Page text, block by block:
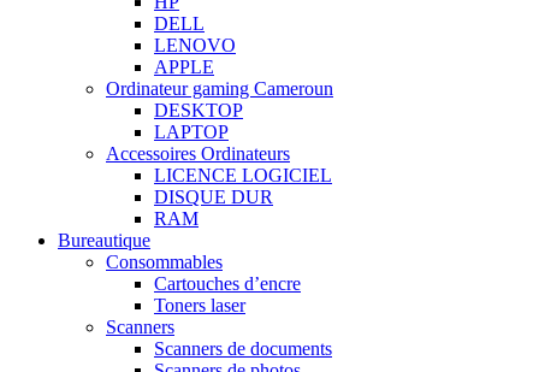
DELL
LENOVO
APPLE
Ordinateur gaming Cameroun
DESKTOP
LAPTOP
Accessoires Ordinateurs
LICENCE LOGICIEL
DISQUE DUR
RAM
Bureautique
Consommables
Cartouches d’encre
Toners laser
Scanners
Scanners de documents